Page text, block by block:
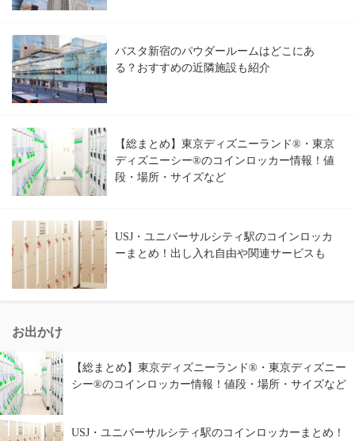
バスタ新宿のパウダールームはどこにあ
る？おすすめの近隣施設も紹介
【総まとめ】東京ディズニーランド®・東京
ディズニーシー®のコインロッカー情報！値
段・場所・サイズなど
USJ・ユニバーサルシティ駅のコインロッカ
ーまとめ！出し入れ自由や関連サービスも
お出かけ
【総まとめ】東京ディズニーランド®・東京ディズニー
シー®のコインロッカー情報！値段・場所・サイズなど
USJ・ユニバーサルシティ駅のコインロッカーまとめ！